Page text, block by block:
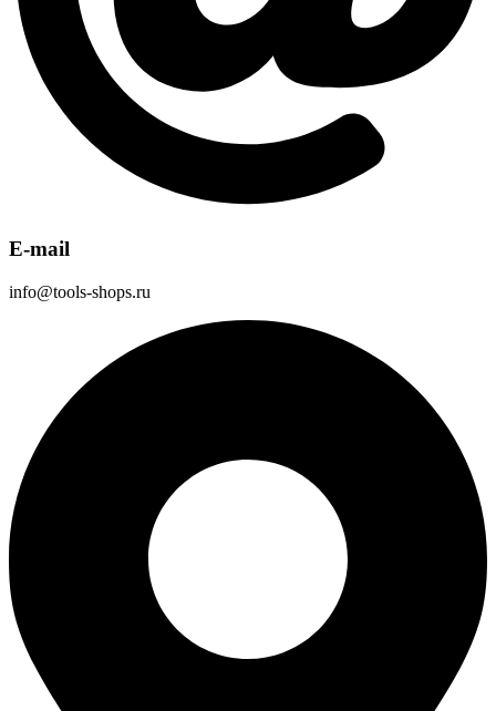
E-mail
info@tools-shops.ru